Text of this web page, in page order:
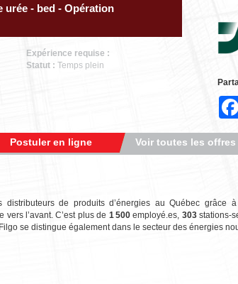
urée - bed - Opération
Expérience requise :
Statut : Temps plein
Voir toutes les offres
Postuler en ligne
distributeurs de produits d’énergies au Québec grâce
vers l’avant. C’est plus de 1 500employé.es, 303stations-
se distingue également dans le secteur des énergies